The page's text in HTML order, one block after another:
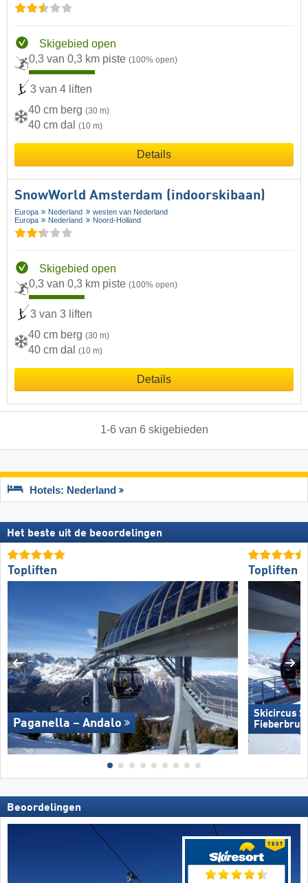
Skigebied open
0,3 van 0,3 km piste (100% open)
3 van 4 liften
40 cm berg (30 m)
40 cm dal (10 m)
Details
SnowWorld Amsterdam (indoorskibaan)
Europa Nederland
westen van Nederland
Europa
Nederland Noord-Holland
Skigebied open
0,3 van 0,3 km piste (100% open)
3 van 3 liften
40 cm berg (30 m)
40 cm dal (10 m)
Details
1-6 van 6 skigebieden
Hotels: Nederland
Het beste uit de beoordelingen
Topliften
Paganella – Andalo
Topliften
Skicircus
Beoordelingen